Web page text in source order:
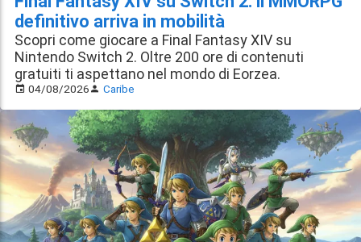
definitivo arriva in mobilità
Scopri come giocare a Final Fantasy XIV su
Nintendo Switch 2. Oltre 200 ore di contenuti
gratuiti ti aspettano nel mondo di Eorzea.
04/08/2026 Caribe